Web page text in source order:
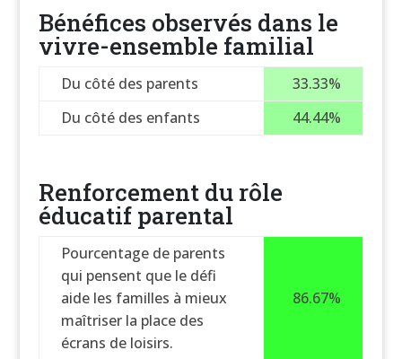
Bénéfices observés dans le
vivre-ensemble familial
Du côté des parents
33.33%
Du côté des enfants
44.44%
Renforcement du rôle
éducatif parental
Pourcentage de parents
qui pensent que le défi
aide les familles à mieux
maîtriser la place des
écrans de loisirs.
86.67%